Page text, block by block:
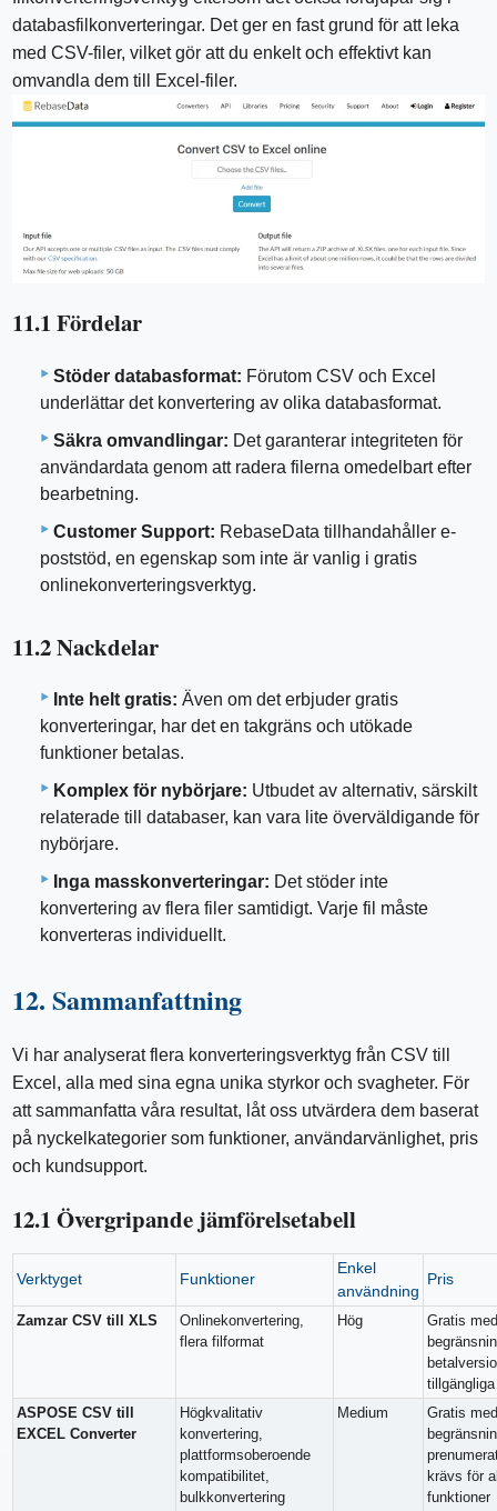
databasfilkonverteringar. Det ger en fast grund för att leka
med CSV-filer, vilket gör att du enkelt och effektivt kan
omvandla dem till Excel-filer.
11.1 Fördelar
Stöder databasformat: Förutom CSV och Excel
underlättar det konvertering av olika databasformat.
Säkra omvandlingar: Det garanterar integriteten för
användardata genom att radera filerna omedelbart efter
bearbetning.
Customer Support: RebaseData tillhandahåller e-
poststöd, en egenskap som inte är vanlig i gratis
onlinekonverteringsverktyg.
11.2 Nackdelar
Inte helt gratis: Även om det erbjuder gratis
konverteringar, har det en takgräns och utökade
funktioner betalas.
Komplex för nybörjare: Utbudet av alternativ, särskilt
relaterade till databaser, kan vara lite överväldigande för
nybörjare.
Inga masskonverteringar: Det stöder inte
konvertering av flera filer samtidigt. Varje fil måste
konverteras individuellt.
12. Sammanfattning
Vi har analyserat flera konverteringsverktyg från CSV till
Excel, alla med sina egna unika styrkor och svagheter. För
att sammanfatta våra resultat, låt oss utvärdera dem baserat
på nyckelkategorier som funktioner, användarvänlighet, pris
och kundsupport.
12.1 Övergripande jämförelsetabell
Verktyget Funktioner
Enkel
användning
Pris
Zamzar CSV till XLS
Onlinekonvertering,
flera filformat
Hög
Gratis
tillgängliga
ASPOSE CSV till
EXCEL Converter
Högkvalitativ
konvertering,
plattformsoberoende
kompatibilitet,
bulkkonvertering
Medium
Gratis
krävs för
funktioner